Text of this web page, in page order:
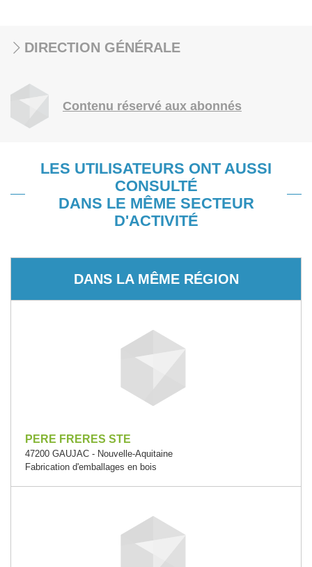
DIRECTION GÉNÉRALE
Contenu réservé aux abonnés
LES UTILISATEURS ONT AUSSI
CONSULTÉ
DANS LE MÊME SECTEUR
D'ACTIVITÉ
DANS LA MÊME RÉGION
PERE FRERES STE
47200 GAUJAC - Nouvelle-Aquitaine
Fabrication d'emballages en bois